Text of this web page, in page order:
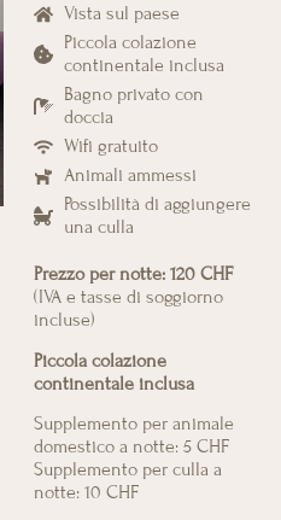
Vista sul paese
Piccola colazione
continentale inclusa
Bagno privato con
doccia
Wifi gratuito
Animali ammessi
Possibilità di aggiungere
una culla
Prezzo per notte: 120 CHF
(IVA e tasse di soggiorno
incluse)
Piccola colazione
continentale inclusa
Supplemento per animale
domestico a notte: 5 CHF
Supplemento per culla a
notte: 10 CHF